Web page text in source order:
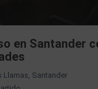
en Santander
Llamas Santander